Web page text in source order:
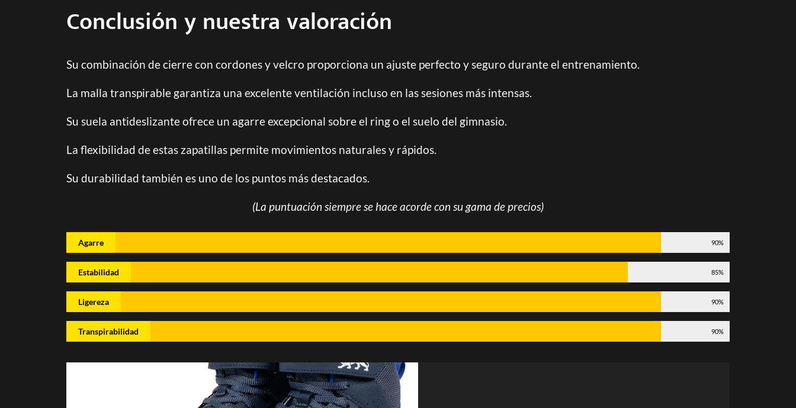
Conclusión y nuestra valoración
Su combinación de cierre con cordones y velcro proporciona un ajuste perfecto y seguro durante el entrenamiento.
La malla transpirable garantiza una excelente ventilación incluso en las sesiones más intensas.
Su suela antideslizante ofrece un agarre excepcional sobre el ring o el suelo del gimnasio.
La flexibilidad de estas zapatillas permite movimientos naturales y rápidos.
Su durabilidad también es uno de los puntos más destacados.
(La puntuación siempre se hace acorde con su gama de precios)
Agarre 90%
Estabilidad 85%
Ligereza 90%
Transpirabilidad 90%